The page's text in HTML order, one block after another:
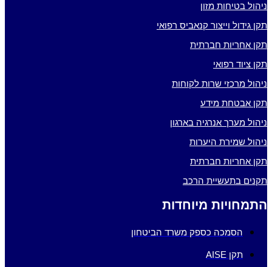
ניהול בטיחות מזון
תקן גידול וייצור קנאביס רפואי
תקן אחריות חברתית
תקן ציוד רפואי
ניהול מרכזי שרות לקוחות
תקן אבטחת מידע
ניהול מערך אנרגיה בארגון
ניהול שמירת היערות
תקן אחריות חברתית
תקנים בתעשיית הרכב
התמחויות מיוחדות
הסמכה כספק משרד הביטחון
תקן AISE